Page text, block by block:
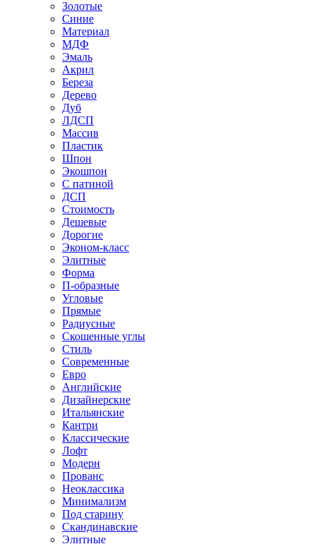
Золотые
Синие
Материал
МДФ
Эмаль
Акрил
Береза
Дерево
Дуб
ЛДСП
Массив
Пластик
Шпон
Экошпон
С патиной
ДСП
Стоимость
Дешевые
Дорогие
Эконом-класс
Элитные
Форма
П-образные
Угловые
Прямые
Радиусные
Скошенные углы
Стиль
Современные
Евро
Английские
Дизайнерские
Итальянские
Кантри
Классические
Лофт
Модерн
Прованс
Неоклассика
Минимализм
Под старину
Скандинавские
Элитные